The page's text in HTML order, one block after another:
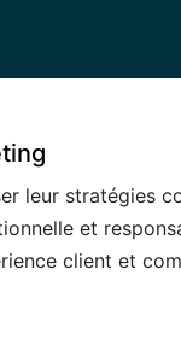
leur stratégies
et
client et